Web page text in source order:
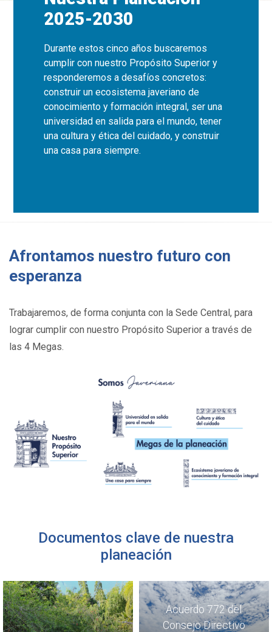
2025-2030
Durante estos cinco años buscaremos
cumplir con nuestro Propósito Superior y
responderemos a desafíos concretos:
construir un ecosistema javeriano de
conocimiento y formación integral, ser una
universidad en salida para el mundo, tener
una cultura y ética del cuidado, y construir
una casa para siempre.
Afrontamos nuestro futuro con
esperanza
Trabajaremos, de forma conjunta con la Sede Central, para
lograr cumplir con nuestro Propósito Superior a través de
las 4 Megas.
Documentos clave de nuestra
planeación
Acuerdo 772 del
Consejo Directivo